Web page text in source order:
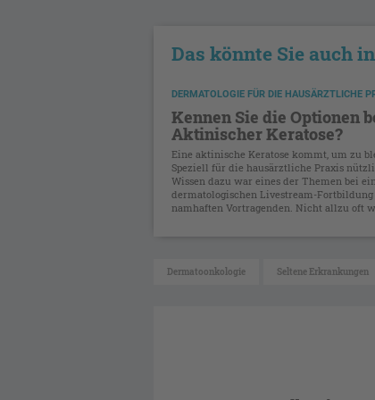
Das könnte Sie auch
DERMATOLOGIE FÜR DIE HAUSÄRZTLICHE
Kennen Sie die Optionen
Aktinischer Keratose?
Eine aktinische Keratose kommt, um zu
Speziell für die hausärztliche Praxis
Wissen dazu war eines der Themen bei
dermatologischen Livestream-
namhaften Vortragenden. Nicht allzu oft
Dermatoonkologie Seltene Erkrankungen